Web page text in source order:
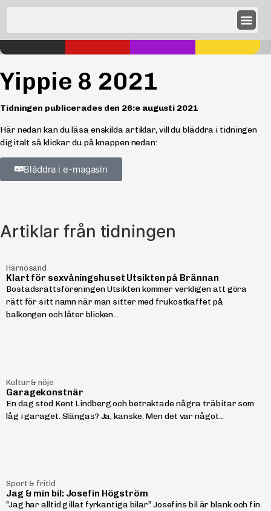
Yippie 8 2021
Tidningen publicerades den 26:e augusti 2021
Här nedan kan du läsa enskilda artiklar, vill du bläddra i tidningen
digitalt så klickar du på knappen nedan:
Bläddra i e-magasin
Artiklar från tidningen
Härnösand
Klart för sexvåningshuset Utsikten på Brännan
Bostadsrättsföreningen Utsikten kommer verkligen att göra
rätt för sitt namn när man sitter med frukostkaffet på
balkongen och låter blicken...
Kultur & nöje
Garagekonstnär
En dag stod Kent Lindberg och betraktade några träbitar som
låg i garaget. Slängas? Ja, kanske. Men det var något...
Sport & fritid
Jag & min bil: Josefin Högström
”Jag har alltid gillat fyrkantiga bilar” Josefins bil är blank och fin.